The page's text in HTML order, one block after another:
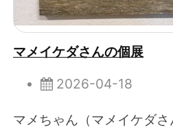
マメイケダさんの個展
2026-04-18
マメちゃん（マメイケダ